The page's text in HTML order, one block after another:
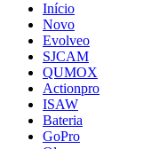
Início
Novo
Evolveo
SJCAM
QUMOX
Actionpro
ISAW
Bateria
GoPro